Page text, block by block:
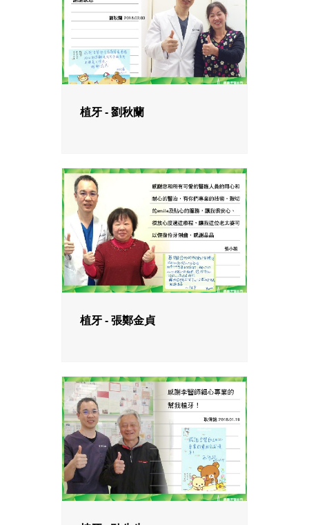
植牙 - 劉秋蘭
植牙 - 張鄭金貞